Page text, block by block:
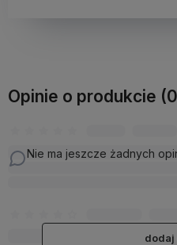
Opinie o produkcie
Nie ma jeszcze żadnych
dodaj